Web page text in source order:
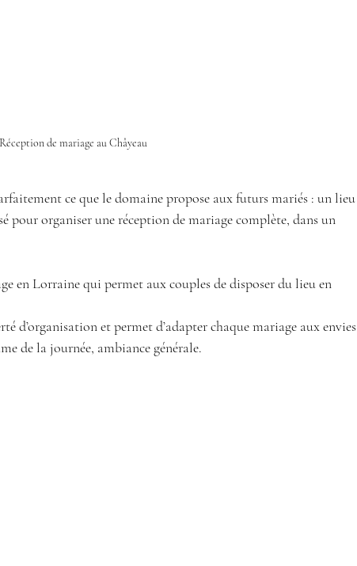
Réception de mariage au Châyeau
ce que le domaine propose aux futurs mariés : un lieu
pour organiser une réception de mariage complète, dans un
en Lorraine qui permet aux couples de disposer du lieu en
d’organisation et permet d’adapter chaque mariage aux envies
de la journée, ambiance générale.